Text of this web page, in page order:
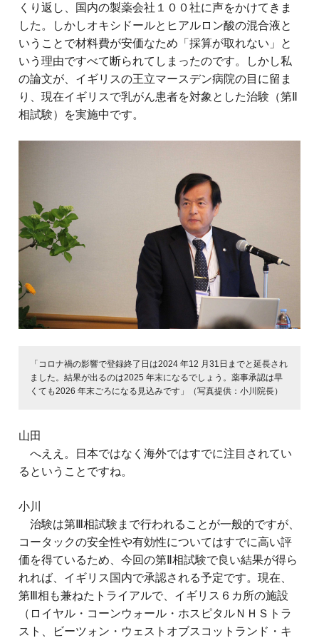
くり返し、国内の製薬会社１００社に声をかけてきま
した。しかしオキシドールとヒアルロン酸の混合液と
いうことで材料費が安価なため「採算が取れない」と
いう理由ですべて断られてしまったのです。しかし私
の論文が、イギリスの王立マースデン病院の目に留ま
り、現在イギリスで乳がん患者を対象とした治験（第Ⅱ
相試験）を実施中です。
「コロナ禍の影響で登録終了日は2024 年12 月31日までと延長され
ました。結果が出るのは2025 年末になるでしょう。薬事承認は早
くても2026 年末ごろになる見込みです」（写真提供：小川院長）
山田
へええ。日本ではなく海外ではすでに注目されてい
るということですね。
小川
治験は第Ⅲ相試験まで行われることが一般的ですが、
コータックの安全性や有効性についてはすでに高い評
価を得ているため、今回の第Ⅱ相試験で良い結果が得ら
れれば、イギリス国内で承認される予定です。現在、
第Ⅲ相も兼ねたトライアルで、イギリス６カ所の施設
（ロイヤル・コーンウォール・ホスピタルＮＨＳトラ
スト、ビーツォン・ウェストオブスコットランド・キ